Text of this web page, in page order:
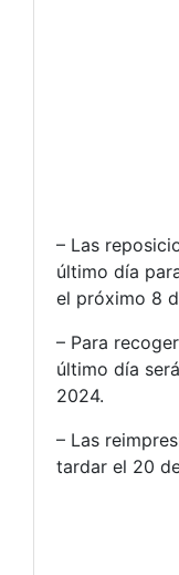
– Las
último día
el próximo 8
– Para
último día
2024.
– Las
tardar el 20